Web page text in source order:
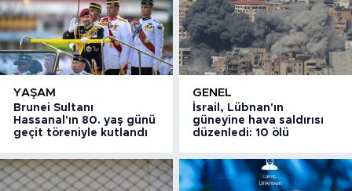
YAŞAM
Brunei Sultanı
Hassanal'ın 80. yaş günü
geçit töreniyle kutlandı
GENEL
İsrail, Lübnan'ın
güneyine hava saldırısı
düzenledi: 10 ölü